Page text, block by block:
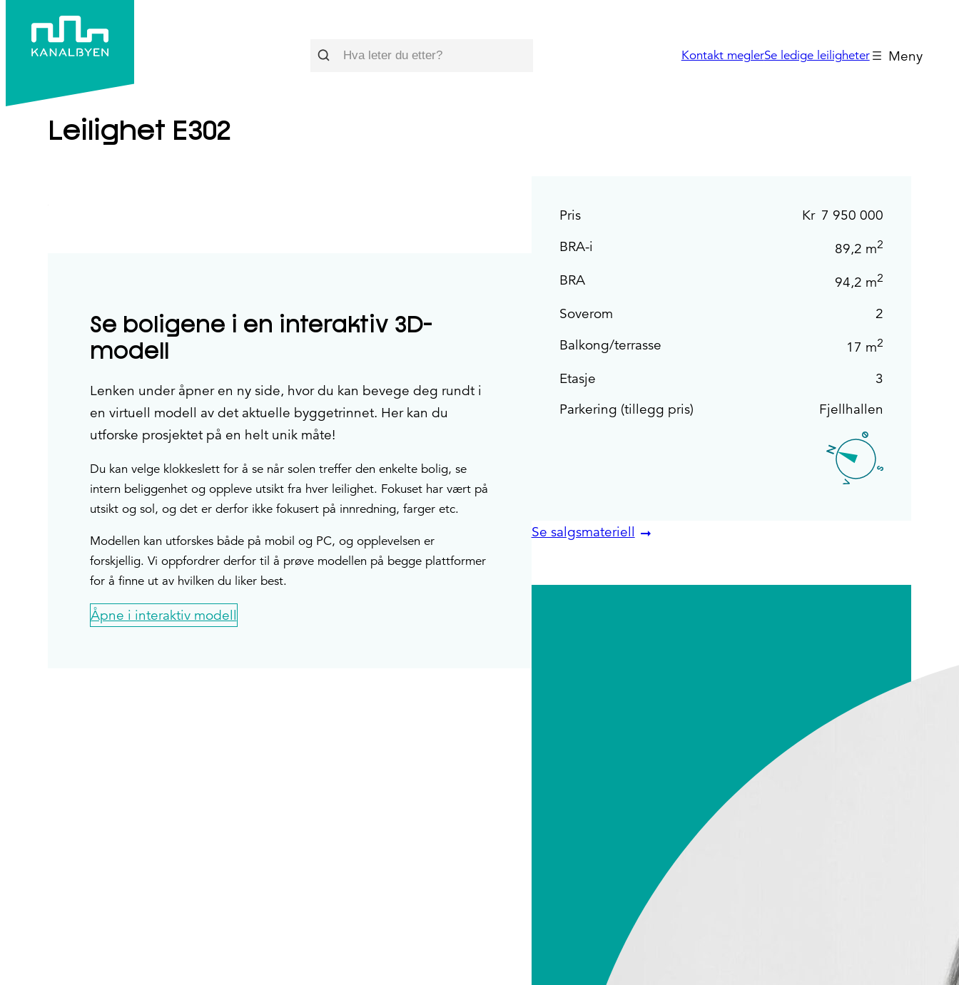
Søk Kontakt meglerSe ledige leiligheter
E302
Se boligene i en interaktiv 3D-
modell
Lenken under åpner en ny side, hvor du kan bevege deg rundt i
en virtuell modell av det aktuelle byggetrinnet. Her kan du
utforske prosjektet på en helt unik måte!
Du kan velge klokkeslett for å se når solen treffer den enkelte bolig, se
intern beliggenhet og oppleve utsikt fra hver leilighet. Fokuset har vært på
utsikt og sol, og det er derfor ikke fokusert på innredning, farger etc.
Modellen kan utforskes både på mobil og PC, og opplevelsen er
forskjellig. Vi oppfordrer derfor til å prøve modellen på begge plattformer
for å finne ut av hvilken du liker best.
Åpne i interaktiv modell
Pris Kr 7 950 000
BRA-i
89,2 m2
BRA 94,2 m2
Soverom
2
Balkong/terrasse
17 m2
Etasje
3
Parkering (tillegg pris)
Fjellhallen
Se salgsmateriell